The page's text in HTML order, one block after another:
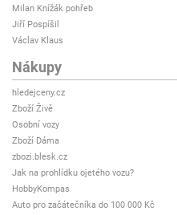
Milan Knížák pohřeb
Jiří Pospíšil
Václav Klaus
Nákupy
hledejceny.cz
Zboží Živě
Osobní vozy
Zboží Dáma
zbozi.blesk.cz
Jak na prohlídku ojetého vozu?
HobbyKompas
Auto pro začátečníka do 100 000 Kč